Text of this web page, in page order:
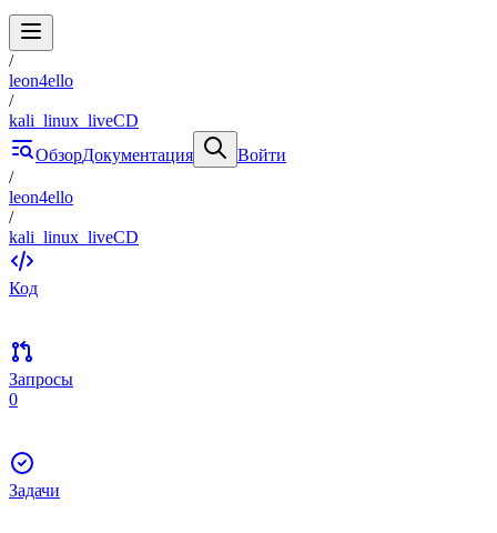
/
leon4ello
/
kali_linux_liveCD
ОбзорДокументация
Войти
/
leon4ello
/
kali_linux_liveCD
Код
Запросы
0
Задачи